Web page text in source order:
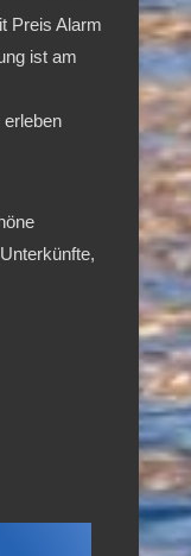
Preis Alarm
ist am